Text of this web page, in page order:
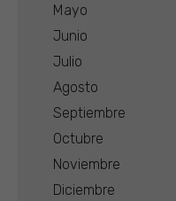
Mayo
Junio
Julio
Agosto
Septiembre
Octubre
Noviembre
Diciembre